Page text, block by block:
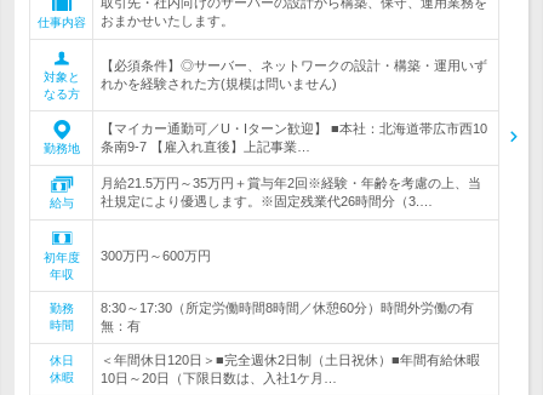
仕事内容
おまかせいたします。
対象と
なる方
【必須条件】◎サーバー、ネットワークの設計・構築・運用いず
れかを経験された方(規模は問いません)
勤務地
【マイカー通勤可／U・Iターン歓迎】 ■本社：北海道帯広市西10
条南9-7 【雇入れ直後】上記事業…
給与
月給21.5万円～35万円＋賞与年2回※経験・年齢を考慮の上、当
社規定により優遇します。※固定残業代26時間分（3.…
初年度
年収
300万円～600万円
勤務
時間
8:30～17:30（所定労働時間8時間／休憩60分）時間外労働の有
無：有
休日
休暇
＜年間休日120日＞■完全週休2日制（土日祝休）■年間有給休暇
10日～20日（下限日数は、入社1ケ月…